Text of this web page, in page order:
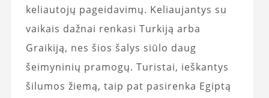
keliautojų pageidavimų. Keliaujantys su
vaikais dažnai renkasi Turkiją arba
Graikiją, nes šios šalys siūlo daug
šeimyninių pramogų. Turistai, ieškantys
šilumos žiemą, taip pat pasirenka Egiptą